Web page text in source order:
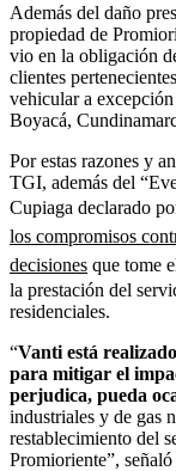
Además del daño
propiedad de
vio en la obligación
clientes
vehicular a
Boyacá,
Por estas razones y
TGI, además del
Cupiaga declarado
los compromisos
decisiones que tome
la prestación del
residenciales.
“Vanti está
para mitigar el
perjudica, pueda
industriales y de gas
restablecimiento del
Promioriente”, señaló